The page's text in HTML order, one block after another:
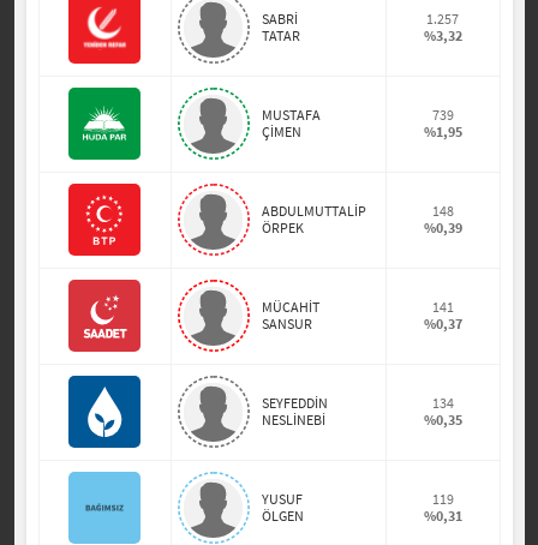
SABRİ
TATAR
1.257
%3,32
MUSTAFA
ÇİMEN
739
%1,95
ABDULMUTTALİP
ÖRPEK
148
%0,39
MÜCAHİT
SANSUR
141
%0,37
SEYFEDDİN
NESLİNEBİ
134
%0,35
YUSUF
ÖLGEN
119
%0,31